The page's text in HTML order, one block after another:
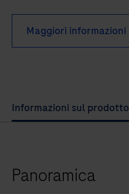
Maggiori informazioni
Use
left
arrow
Informazioni sul prodotto
Panoramica